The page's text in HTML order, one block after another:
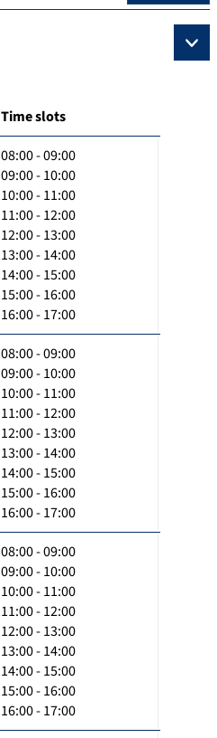
Time slots
08:00 - 09:00
09:00 - 10:00
10:00 - 11:00
11:00 - 12:00
12:00 - 13:00
13:00 - 14:00
14:00 - 15:00
15:00 - 16:00
16:00 - 17:00
08:00 - 09:00
09:00 - 10:00
10:00 - 11:00
11:00 - 12:00
12:00 - 13:00
13:00 - 14:00
14:00 - 15:00
15:00 - 16:00
16:00 - 17:00
08:00 - 09:00
09:00 - 10:00
10:00 - 11:00
11:00 - 12:00
12:00 - 13:00
13:00 - 14:00
14:00 - 15:00
15:00 - 16:00
16:00 - 17:00